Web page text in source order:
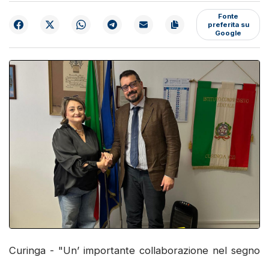
Fonte
preferita su
Google
Curinga - "Un’ importante collaborazione nel segno